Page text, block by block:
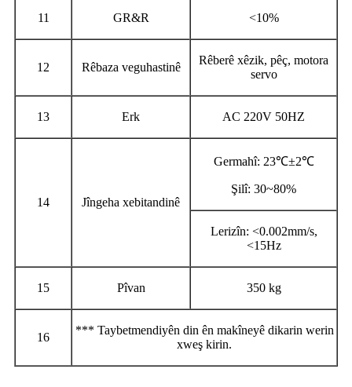
11 GR&R <10%
12 Rêbaza veguhastinê
Rêberê xêzik, pêç, motora
servo
13 Erk AC 220V 50HZ
14 Jîngeha xebitandinê
Germahî: 23℃±2℃
Şilî: 30~80%
Lerizîn: <0.002mm/s,
<15Hz
15 Pîvan 350 kg
16
*** Taybetmendiyên din ên makîneyê dikarin werin
xweş kirin.